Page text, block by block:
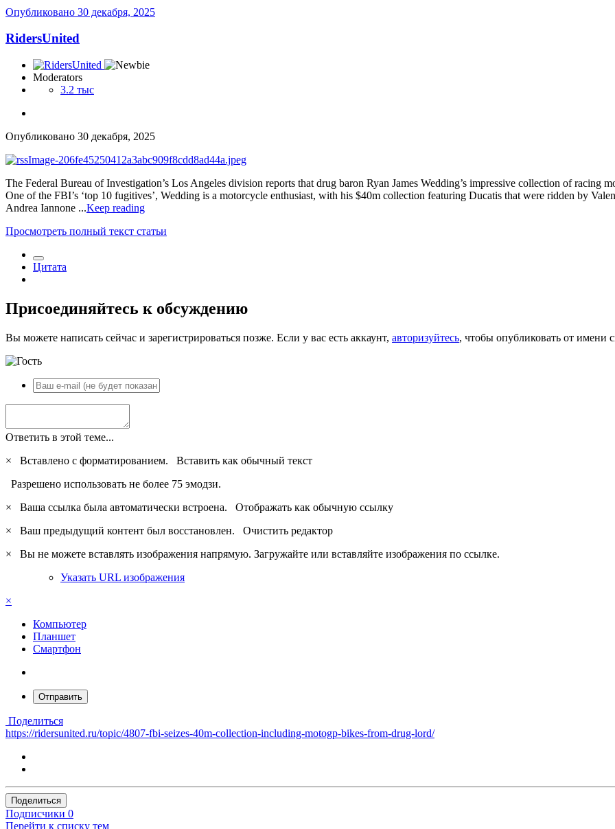
Опубликовано 30 декабря, 2025
RidersUnited
Moderators
3.2 тыс
Опубликовано 30 декабря, 2025
The Federal Bureau of Investigation’s Los Angeles division reports that drug baron Ryan James Wedding’s impressive collection of racing
One of the FBI’s ‘top 10 fugitives’, Wedding is a motorcycle enthusiast, with his $40m collection featuring Ducatis that were ridden by
Andrea Iannone ...Keep reading
Просмотреть полный текст статьи
Цитата
Присоединяйтесь к обсуждению
Вы можете написать сейчас и зарегистрироваться позже. Если у вас есть аккаунт, авторизуйтесь, чтобы опубликовать от имени
Ответить в этой теме...
×
Вставлено с форматированием. Вставить как обычный текст
Разрешено использовать не более 75 эмодзи.
×
Ваша ссылка была автоматически встроена. Отображать как обычную ссылку
×
Ваш предыдущий контент был восстановлен. Очистить редактор
×
Вы не можете вставлять изображения напрямую. Загружайте или вставляйте изображения по ссылке.
Указать URL изображения
×
Компьютер
Планшет
Смартфон
Отправить
Поделиться
https://ridersunited.ru/topic/4807-fbi-seizes-40m-collection-including-motogp-bikes-from-drug-lord/
Поделиться
Подписчики 0
Перейти к списку тем